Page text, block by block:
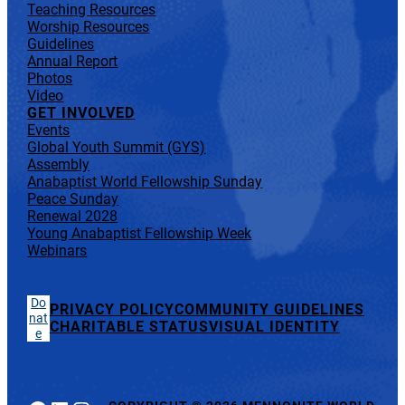
Teaching Resources
Worship Resources
Guidelines
Annual Report
Photos
Video
GET INVOLVED
Events
Global Youth Summit (GYS)
Assembly
Anabaptist World Fellowship Sunday
Peace Sunday
Renewal 2028
Young Anabaptist Fellowship Week
Webinars
Do
nat
e
PRIVACY POLICYCOMMUNITY GUIDELINES
CHARITABLE STATUSVISUAL IDENTITY